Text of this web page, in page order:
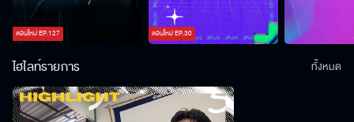
ตอนใหม่EP.127 ตอนใหม่EP.30
ไฮไลท์รายการ ทั้งหมด